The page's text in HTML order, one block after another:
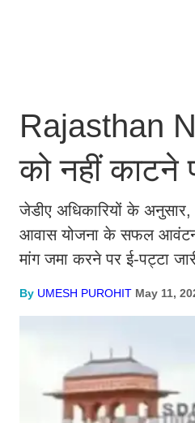
Rajasthan
को नहीं काटने
जेडीए अधिकारियों के अनुसार,
आवास योजना के सफल
मांग जमा करने पर ई-पट्टा
By UMESH PUROHIT May 11,